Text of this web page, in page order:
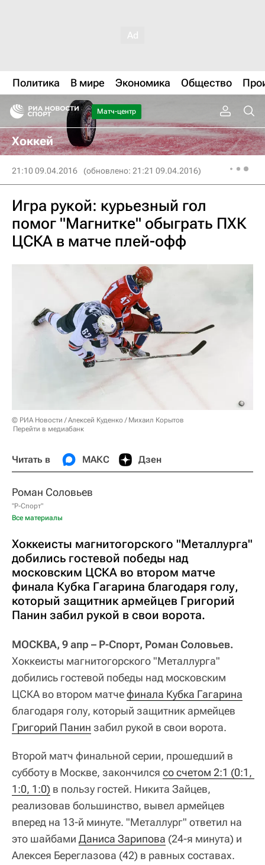
Политика В мире Экономика Общество
Матч-центр
Хоккей
21:10 09.04.2016 (обновлено: 21:21 09.04.2016)
Игра рукой: курьезный гол
помог "Магнитке" обыграть ПХК
ЦСКА в матче плей-офф
© РИА Новости / Алексей Куденко / Михаил Корытов
Перейти в медиабанк
Читать в МАКС Дзен
Роман Соловьев
"Р-Спорт"
Все материалы
Хоккеисты магнитогорского "Металлурга"
добились гостевой победы над
московским ЦСКА во втором матче
финала Кубка Гагарина благодаря голу,
который защитник армейцев Григорий
Панин забил рукой в свои ворота.
МОСКВА, 9 апр – Р-Спорт, Роман Соловьев.
Хоккеисты магнитогорского "Металлурга"
добились гостевой победы над московским
ЦСКА во втором матчефинала Кубка Гагарина
благодаря голу, который защитник армейцев
Григорий Панин забил рукой в свои ворота.
Второй матч финальной серии, прошедший в
субботу в Москве, закончился со счетом 2:1 (0:1,
1:0, 1:0) в пользу гостей. Никита Зайцев,
реализовав большинство, вывел армейцев
вперед на 13-й минуте. "Металлург" ответил на
это шайбами Даниса Зарипова (24-я минута) и
Алексея Береглазова (42) в равных составах.